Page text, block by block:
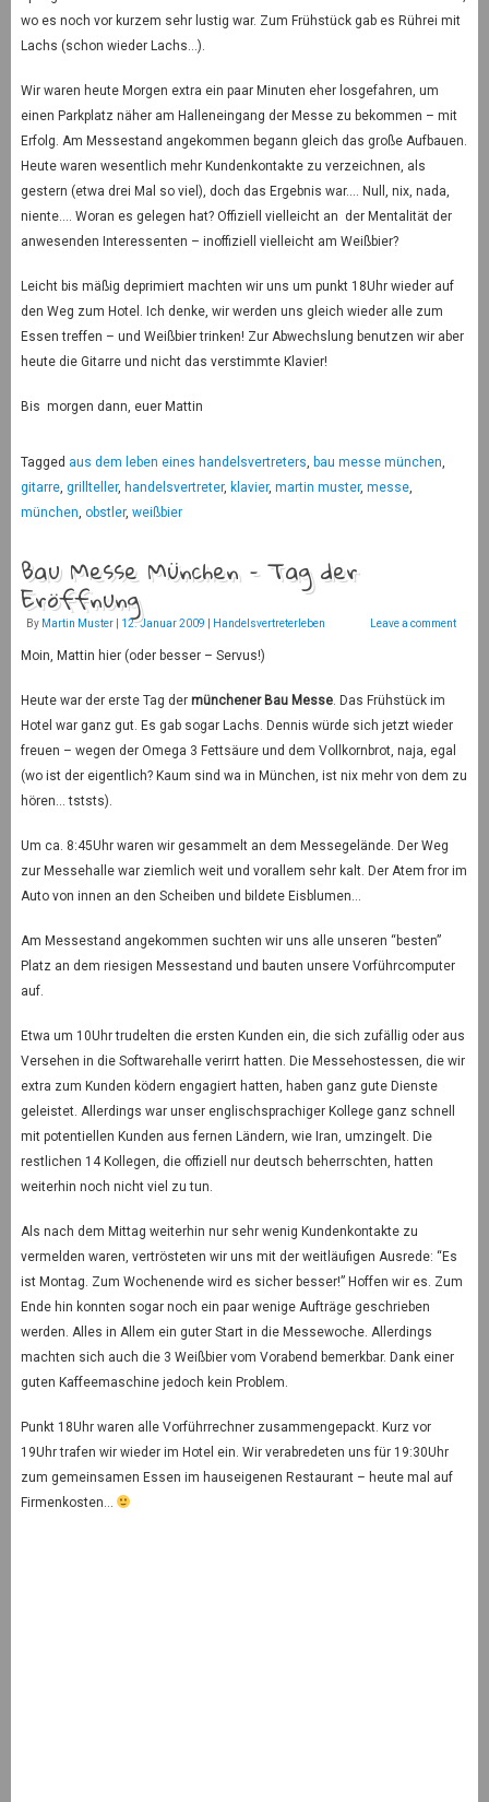
wo es noch vor kurzem sehr lustig war. Zum Frühstück gab es Rührei mit
Lachs (schon wieder Lachs…).
Wir waren heute Morgen extra ein paar Minuten eher losgefahren, um
einen Parkplatz näher am Halleneingang der Messe zu bekommen – mit
Erfolg. Am Messestand angekommen begann gleich das große Aufbauen.
Heute waren wesentlich mehr Kundenkontakte zu verzeichnen, als
gestern (etwa drei Mal so viel), doch das Ergebnis war…. Null, nix, nada,
niente…. Woran es gelegen hat? Offiziell vielleicht an der Mentalität der
anwesenden Interessenten – inoffiziell vielleicht am Weißbier?
Leicht bis mäßig deprimiert machten wir uns um punkt 18Uhr wieder auf
den Weg zum Hotel. Ich denke, wir werden uns gleich wieder alle zum
Essen treffen – und Weißbier trinken! Zur Abwechslung benutzen wir aber
heute die Gitarre und nicht das verstimmte Klavier!
Bis morgen dann, euer Mattin
Tagged aus dem leben eines handelsvertreters, bau messe münchen,
gitarre, grillteller, handelsvertreter, klavier, martin muster, messe,
münchen, obstler, weißbier
Bau Messe München – Tag der
Eröffnung
By Martin Muster 12. Januar 2009 Handelsvertreterleben Leave a comment
Moin, Mattin hier (oder besser – Servus!)
Heute war der erste Tag der münchener Bau Messe. Das Frühstück im
Hotel war ganz gut. Es gab sogar Lachs. Dennis würde sich jetzt wieder
freuen – wegen der Omega 3 Fettsäure und dem Vollkornbrot, naja, egal
(wo ist der eigentlich? Kaum sind wa in München, ist nix mehr von dem zu
hören… tststs).
Um ca. 8:45Uhr waren wir gesammelt an dem Messegelände. Der Weg
zur Messehalle war ziemlich weit und vorallem sehr kalt. Der Atem fror im
Auto von innen an den Scheiben und bildete Eisblumen…
Am Messestand angekommen suchten wir uns alle unseren “besten”
Platz an dem riesigen Messestand und bauten unsere Vorführcomputer
auf.
Etwa um 10Uhr trudelten die ersten Kunden ein, die sich zufällig oder aus
Versehen in die Softwarehalle verirrt hatten. Die Messehostessen, die wir
extra zum Kunden ködern engagiert hatten, haben ganz gute Dienste
geleistet. Allerdings war unser englischsprachiger Kollege ganz schnell
mit potentiellen Kunden aus fernen Ländern, wie Iran, umzingelt. Die
restlichen 14 Kollegen, die offiziell nur deutsch beherrschten, hatten
weiterhin noch nicht viel zu tun.
Als nach dem Mittag weiterhin nur sehr wenig Kundenkontakte zu
vermelden waren, vertrösteten wir uns mit der weitläufigen Ausrede: “Es
ist Montag. Zum Wochenende wird es sicher besser!” Hoffen wir es. Zum
Ende hin konnten sogar noch ein paar wenige Aufträge geschrieben
werden. Alles in Allem ein guter Start in die Messewoche. Allerdings
machten sich auch die 3 Weißbier vom Vorabend bemerkbar. Dank einer
guten Kaffeemaschine jedoch kein Problem.
Punkt 18Uhr waren alle Vorführrechner zusammengepackt. Kurz vor
19Uhr trafen wir wieder im Hotel ein. Wir verabredeten uns für 19:30Uhr
zum gemeinsamen Essen im hauseigenen Restaurant – heute mal auf
Firmenkosten…